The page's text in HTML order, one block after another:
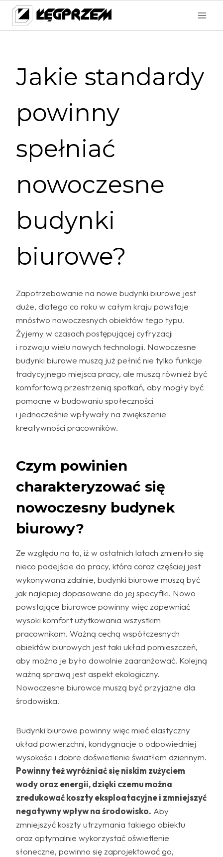
Przejdź
treści
Jakie standardy
powinny
spełniać
nowoczesne
budynki
biurowe?
Zapotrzebowanie na nowe budynki biurowe jest
duże, dlatego co roku w całym kraju powstaje
mnóstwo nowoczesnych obiektów tego typu.
Żyjemy w czasach postępującej cyfryzacji
i rozwoju wielu nowych technologii. Nowoczesne
budynki biurowe muszą już pełnić nie tylko funkcje
tradycyjnego miejsca pracy, ale muszą również być
komfortową przestrzenią spotkań, aby mogły być
pomocne w budowaniu społeczności
i jednocześnie wpływały na zwiększenie
kreatywności pracowników.
Czym powinien
charakteryzować się
nowoczesny budynek
biurowy?
Ze względu na to, iż w ostatnich latach zmieniło się
nieco podejście do pracy, która coraz częściej jest
wykonywana zdalnie, budynki biurowe muszą być
jak najlepiej dopasowane do jej specyfiki. Nowo
powstające biurowce powinny więc zapewniać
wysoki komfort użytkowania wszystkim
pracownikom. Ważną cechą współczesnych
obiektów biurowych jest taki układ pomieszczeń,
aby można je było dowolnie zaaranżować. Kolejną
ważną sprawą jest aspekt ekologiczny.
Nowoczesne biurowce muszą być przyjazne dla
środowiska.
Budynki biurowe powinny więc mieć elastyczny
układ powierzchni, kondygnacje o odpowiedniej
wysokości i dobre doświetlenie światłem dziennym.
Powinny też wyróżniać się niskim zużyciem
wody oraz energii, dzięki czemu można
zredukować koszty eksploatacyjne i zmniejszyć
negatywny wpływ na środowisko. Aby
zmniejszyć koszty utrzymania takiego obiektu
oraz optymalnie wykorzystać oświetlenie
słoneczne, powinno się zaprojektować go,